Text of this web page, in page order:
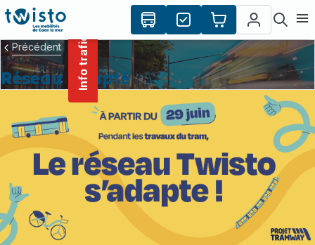
principal
Info trafic
Précédent
Réseau adapté
Panneau de gestion des cookies